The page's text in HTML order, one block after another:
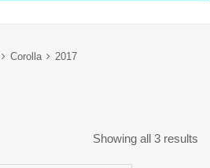
Corolla 2017
Showing all 3 results